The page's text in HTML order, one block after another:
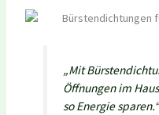
„Mit
Öffnungen im
so Energie sparen.“